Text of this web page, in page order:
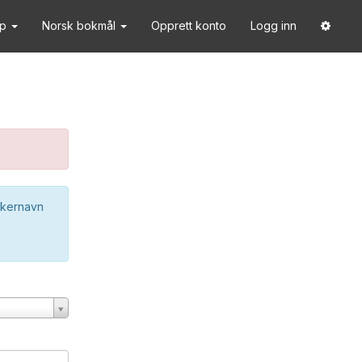
Norsk bokmål Opprett konto Logg inn